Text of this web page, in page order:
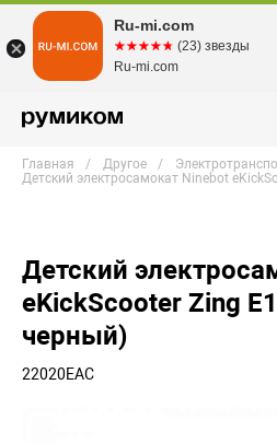
Главная Другое
Детский электросамокат Ninebot
Детский
eKickScooter Zing
черный)
22020EAC
Ru-mi.com
☆☆☆☆☆
★★★★★ (23) звезды
Ru-mi.com